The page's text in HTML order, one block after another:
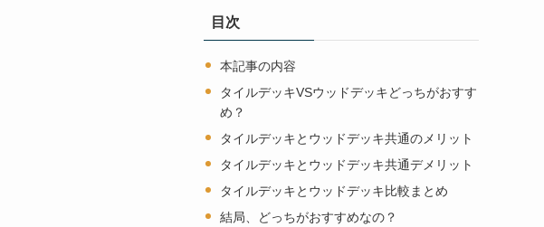
目次
本記事の内容
タイルデッキVSウッドデッキどっちがおすす
め？
タイルデッキとウッドデッキ共通のメリット
タイルデッキとウッドデッキ共通デメリット
タイルデッキとウッドデッキ比較まとめ
結局、どっちがおすすめなの？